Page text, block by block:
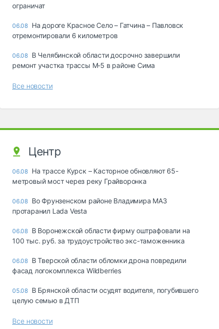
ограничат
06.08 На дороге Красное Село – Гатчина – Павловск
отремонтировали 6 километров
06.08 В Челябинской области досрочно завершили
ремонт участка трассы М‑5 в районе Сима
Все новости
Центр
06.08 На трассе Курск – Касторное обновляют 65-
метровый мост через реку Грайворонка
06.08 Во Фрунзенском районе Владимира МАЗ
протаранил Lada Vesta
06.08 В Воронежской области фирму оштрафовали на
100 тыс. руб. за трудоустройство экс-таможенника
06.08 В Тверской области обломки дрона повредили
фасад логокомплекса Wildberries
05.08 В Брянской области осудят водителя, погубившего
целую семью в ДТП
Все новости